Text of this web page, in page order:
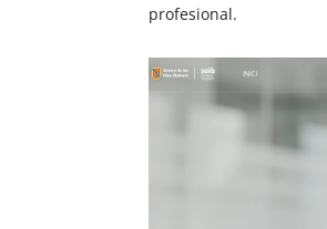
profesional.